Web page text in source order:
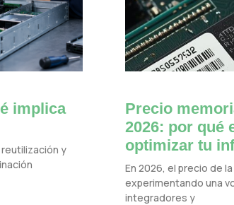
implica
y
Precio
2026: por qué
optimizar tu
En 2026, el precio de
experimentando una
integradores y